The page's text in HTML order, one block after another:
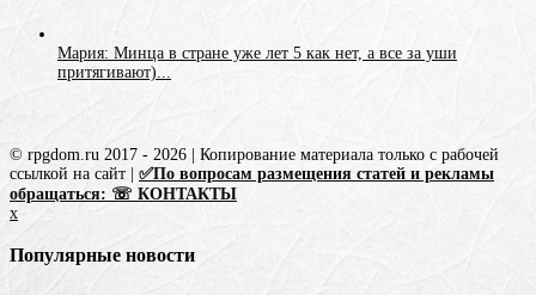
Мария: Минца в стране уже лет 5 как нет, а все за уши
притягивают)...
© rpgdom.ru 2017 - 2026 | Копирование материала только с рабочей
ссылкой на сайт | ✅По вопросам размещения статей и рекламы
обращаться: ☏ КОНТАКТЫ
x
Популярные новости